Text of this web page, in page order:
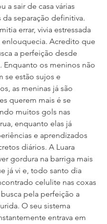
a sair de casa várias
da separação definitiva.
errar, vivia estressada
enlouquecia. Acredito que
a perfeição desde
Enquanto os meninos não
se estão sujos e
as meninas já são
querem mais é se
muitos gols nas
enquanto elas já
e aprendizados
diários. A Luara
gordura na barriga mais
já vi e, todo santo dia
celulite nas coxas
pela perfeição a
O seu sistema
entrava em